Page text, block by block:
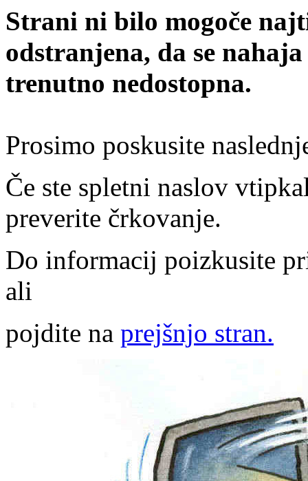
Strani ni bilo mogoče
odstranjena, da se
trenutno nedostopna.
Prosimo poskusite
Če ste spletni naslov
preverite črkovanje.
Do informacij poizkusite
ali
pojdite na prejšnjo stran.